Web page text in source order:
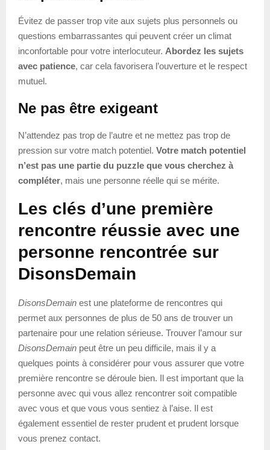
Évitez de passer trop vite aux sujets plus personnels ou
questions embarrassantes qui peuvent créer un climat
inconfortable pour votre interlocuteur. Abordez les sujets
avec patience, car cela favorisera l’ouverture et le respect
mutuel.
Ne pas être exigeant
N’attendez pas trop de l’autre et ne mettez pas trop de
pression sur votre match potentiel. Votre match potentiel
n’est pas une partie du puzzle que vous cherchez à
compléter, mais une personne réelle qui se mérite.
Les clés d’une première
rencontre réussie avec une
personne rencontrée sur
DisonsDemain
DisonsDemain est une plateforme de rencontres qui
permet aux personnes de plus de 50 ans de trouver un
partenaire pour une relation sérieuse. Trouver l’amour sur
DisonsDemain peut être un peu difficile, mais il y a
quelques points à considérer pour vous assurer que votre
première rencontre se déroule bien. Il est important que la
personne avec qui vous allez rencontrer soit compatible
avec vous et que vous vous sentiez à l’aise. Il est
également essentiel de rester prudent et prudent lorsque
vous prenez contact.